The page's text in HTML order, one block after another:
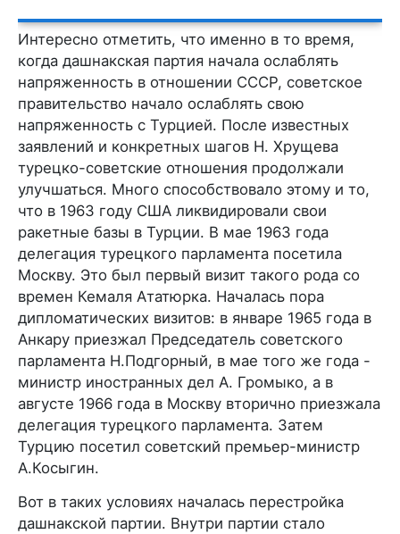
Интересно отметить, что именно в то время,
когда дашнакская партия начала ослаблять
напряженность в отношении СССР, советское
правительство начало ослаблять свою
напряженность с Турцией. После известных
заявлений и конкретных шагов Н. Хрущева
турецко-советские отношения продолжали
улучшаться. Много способствовало этому и то,
что в 1963 году США ликвидировали свои
ракетные базы в Турции. В мае 1963 года
делегация турецкого парламента посетила
Москву. Это был первый визит такого рода со
времен Кемаля Ататюрка. Началась пора
дипломатических визитов: в январе 1965 года в
Анкару приезжал Председатель советского
парламента Н.Подгорный, в мае того же года -
министр иностранных дел А. Громыко, а в
августе 1966 года в Москву вторично приезжала
делегация турецкого парламента. Затем
Турцию посетил советский премьер-министр
А.Косыгин.
Вот в таких условиях началась перестройка
дашнакской партии. Внутри партии стало